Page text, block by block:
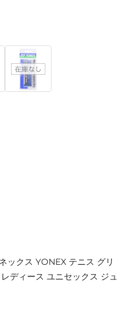
ックス YONEX テニス グリ
ディース ユニセックス ジュ